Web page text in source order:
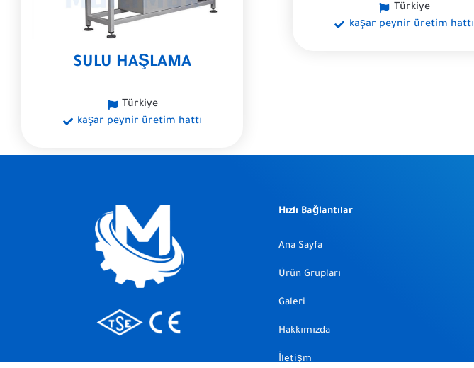
SULU HAŞLAMA
Türkiye
kaşar peynir üretim hattı
Türkiye
kaşar peynir üretim hattı
Hızlı Bağlantılar
Ana Sayfa
Ürün Grupları
Galeri
Hakkımızda
İletişm